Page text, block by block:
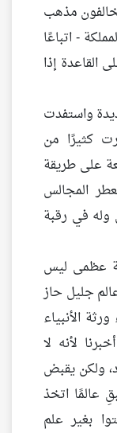
مذهب
- اتباعًا
القاعدة إذا
واستفدت
كثيرًا من
على طريقة
المجالس
في رقبة
عظمى ليس
جليل حاز
الأنبياء
لأنه لا
ولكن يقبض
عالمًا اتخذ
بغير علم